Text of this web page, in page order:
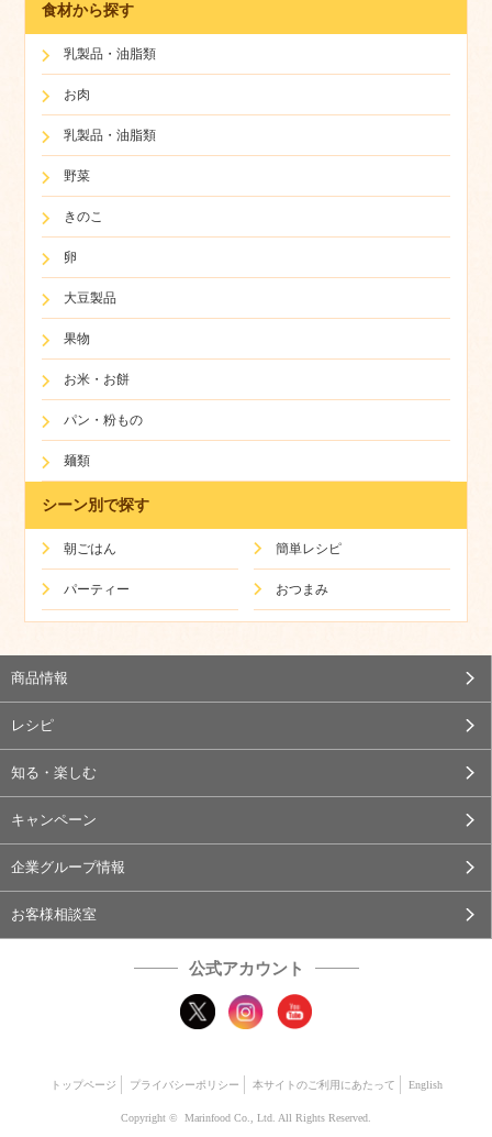
食材から探す
乳製品・油脂類
お肉
乳製品・油脂類
野菜
きのこ
卵
大豆製品
果物
お米・お餅
パン・粉もの
麺類
シーン別で探す
朝ごはん 簡単レシピ
パーティー おつまみ
商品情報
レシピ
知る・楽しむ
キャンペーン
企業グループ情報
お客様相談室
公式アカウント
トップページ プライバシーポリシー 本サイトのご利用にあたって English
Copyright © Marinfood Co., Ltd. All Rights Reserved.